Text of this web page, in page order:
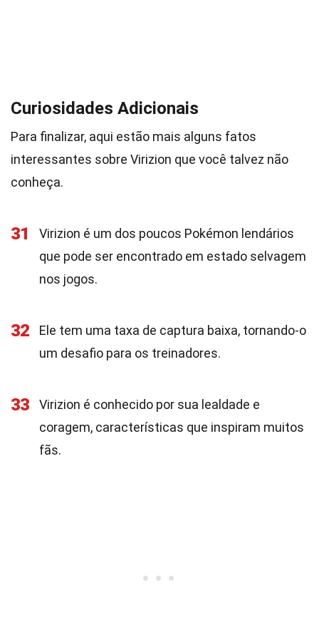
Curiosidades Adicionais
Para finalizar, aqui estão mais alguns fatos
interessantes sobre Virizion que você talvez não
conheça.
31
Virizion é um dos poucos Pokémon lendários
que pode ser encontrado em estado selvagem
nos jogos.
32
Ele tem uma taxa de captura baixa, tornando-o
um desafio para os treinadores.
33
Virizion é conhecido por sua lealdade e
coragem, características que inspiram muitos
fãs.